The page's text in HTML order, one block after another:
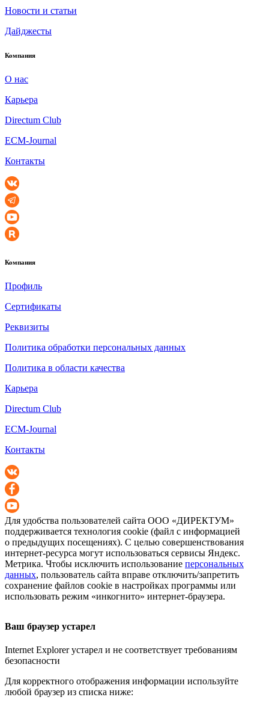
Новости и статьи
Дайджесты
Компания
О нас
Карьера
Directum Club
ECM-Journal
Контакты
Компания
Профиль
Сертификаты
Реквизиты
Политика обработки персональных данных
Политика в области качества
Карьера
Directum Club
ECM-Journal
Контакты
Для удобства пользователей сайта ООО «ДИРЕКТУМ»
поддерживается технология cookie (файл с информацией
о предыдущих посещениях). С целью совершенствования
интернет-ресурса могут использоваться сервисы Яндекс.
Метрика. Чтобы исключить использование персональных
данных, пользователь сайта вправе отключить/запретить
сохранение файлов cookie в настройках программы или
использовать режим «инкогнито» интернет-браузера.
Ваш браузер устарел
Internet Explorer устарел и не соответствует требованиям
безопасности
Для корректного отображения информации используйте
любой браузер из списка ниже: